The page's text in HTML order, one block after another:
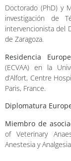
Doctorado (PhD) y
investigación de
intervencionista del
de Zaragoza.
Residencia
(ECVAA) en la
d’Alfort, Centre
Paris, France.
Diplomatura
Miembro de
of Veterinary
Anestesia y